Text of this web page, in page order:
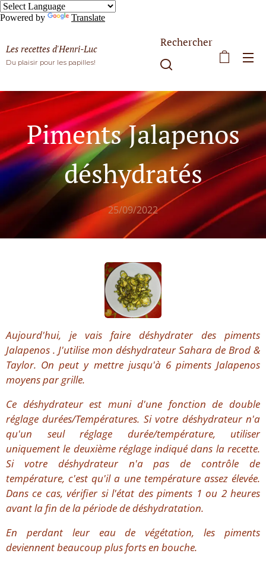
Powered by Translate
Les recettes d'Henri-Luc
Du plaisir pour les papilles!
Rechercher
Piments Jalapenos
déshydratés
25/09/2022
Aujourd'hui, je vais faire déshydrater des piments
Jalapenos . J'utilise mon déshydrateur Sahara de Brod &
Taylor. On peut y mettre jusqu'à 6 piments Jalapenos
moyens par grille.
Ce déshydrateur est muni d'une fonction de double
réglage durées/Températures. Si votre déshydrateur n'a
qu'un seul réglage durée/température, utiliser
uniquement le deuxième réglage indiqué dans la recette.
Si votre déshydrateur n'a pas de contrôle de
température, c'est qu'il a une température assez élevée.
Dans ce cas, vérifier si l'état des piments 1 ou 2 heures
avant la fin de la période de déshydratation.
En perdant leur eau de végétation, les piments
deviennent beaucoup plus forts en bouche.